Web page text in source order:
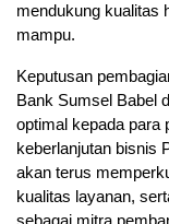
mendukung kualitas
mampu.
Keputusan
Bank Sumsel Babel
optimal kepada para
keberlanjutan bisnis
akan terus
kualitas layanan,
sebagai mitra